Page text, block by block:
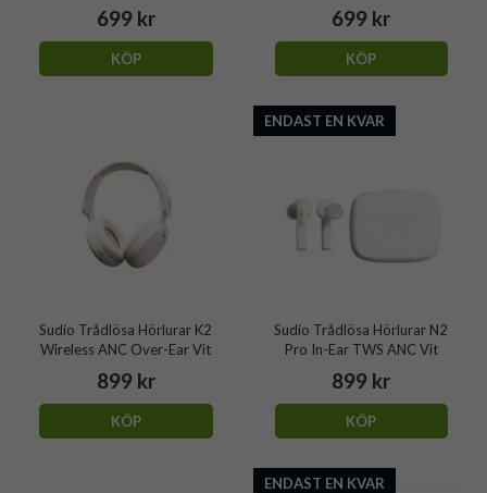
699 kr
KÖP
699 kr
KÖP
Sudio Trådlösa Hörlurar K2
Wireless ANC Over-Ear Vit
899 kr
KÖP
ENDAST EN KVAR
Sudio Trådlösa Hörlurar N2
Pro In-Ear TWS ANC Vit
899 kr
KÖP
ENDAST EN KVAR